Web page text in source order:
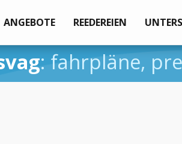
ANGEBOTE REEDEREIEN
: fahrpläne,